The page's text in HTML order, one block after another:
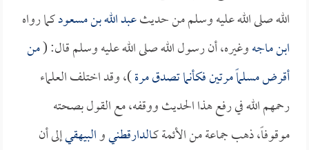
الله صلى الله عليه وسلم من حديثعبد الله بن مسعودكما رواه
ابن ماجهوغيره، أن رسول الله صلى الله عليه وسلم قال: (من
أقرض مسلماً مرتين فكأنما تصدق مرة)، وقد اختلف العلماء
رحمهم الله في رفع هذا الحديث ووقفه، مع القول بصحته
موقوفاً، ذهب جماعة من الأئمة كـالدارقطنيوالبيهقيإلى أن